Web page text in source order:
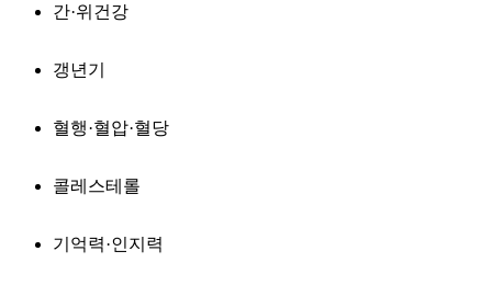
간·위건강
갱년기
혈행·혈압·혈당
콜레스테롤
기억력·인지력